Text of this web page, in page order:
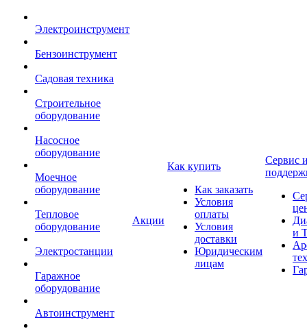
Электроинструмент
Бензоинструмент
Садовая техника
Строительное
оборудование
Насосное
оборудование
Моечное
оборудование
Тепловое
оборудование
Электростанции
Гаражное
оборудование
Автоинструмент
Акции
Как купить
Как заказать
Условия
оплаты
Условия
доставки
Юридическим
лицам
Сервис
и